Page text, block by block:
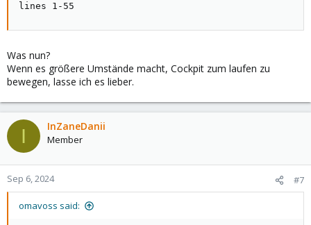
lines 1-55
Was nun?
Wenn es größere Umstände macht, Cockpit zum laufen zu
bewegen, lasse ich es lieber.
I InZaneDanii
Member
Sep 6, 2024 #7
omavoss said: